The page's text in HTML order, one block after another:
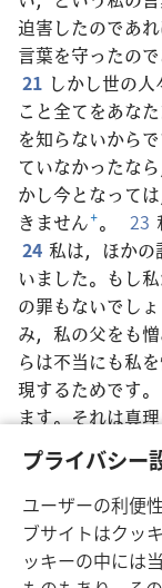
プライバシー
ユーザーの利便
ブサイトはクッ
ッキーの中には
迫害したのであ
言葉を守ったの
21 しかし世の
こと全てをあな
を知らないから
ていなかったな
かし今となって
きません+。 23
24 私は，ほか
いました。もし
の罪もないでしょ
み，私の父をも
らは不当にも私
現するためです。
ます。それは真
ます。それが来
今度は，あなた
道を始めた時から